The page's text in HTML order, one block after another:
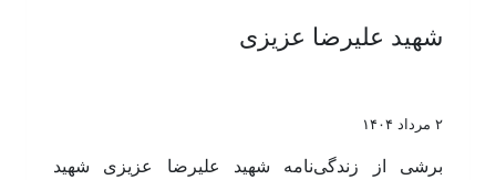
شهید علیرضا عزیزی
۲ مرداد ۱۴۰۴
برشی از زندگی‌نامه شهید علیرضا عزیزی شهید